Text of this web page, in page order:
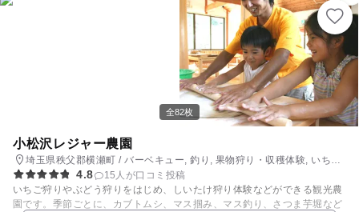
光やサイボクハム（狭山市）、ムーミンバレーパーク（飯能市）へ約30分
全82枚
小松沢レジャー農園
埼玉県秩父郡横瀬町 / バーベキュー, 釣り, 果物狩り・収穫体験, いちご
狩り
4.8
15人が口コミ投稿
いちご狩りやぶどう狩りをはじめ、しいたけ狩り体験などができる観光農
園です。季節ごとに、カブトムシ、マス掴み、マス釣り、さつま芋堀など